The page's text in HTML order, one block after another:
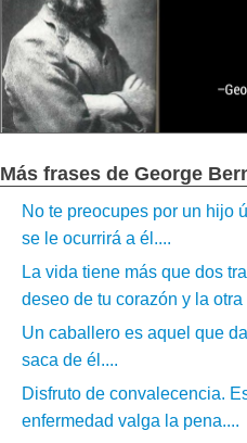
Más frases de George
No te preocupes por un hijo
se le ocurrirá a él....
La vida tiene más que dos
deseo de tu corazón y la
Un caballero es aquel que
saca de él....
Disfruto de convalecencia.
enfermedad valga la pena....